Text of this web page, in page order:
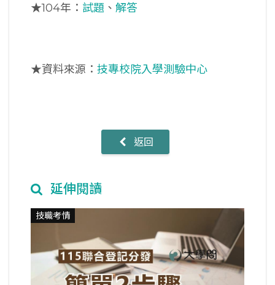
★104年： 試題 、 解答
★資料來源： 技專校院入學測驗中心
返回
延伸閱讀
技職考情